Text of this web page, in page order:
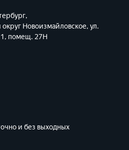
Новоизмайловское, ул.
1, помещ. 27Н
и без выходных